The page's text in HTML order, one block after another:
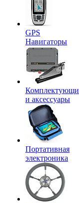
GPS
Навигаторы
и аксессуары
Портативная
электроника